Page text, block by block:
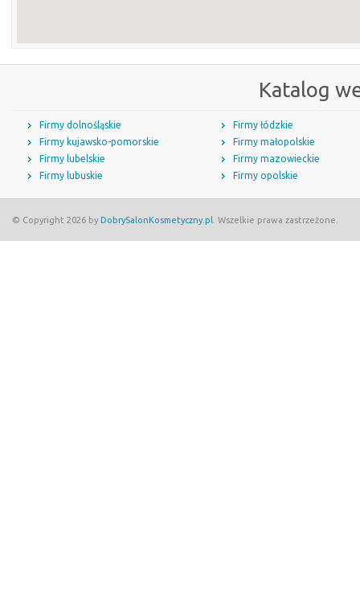
Katalog
Firmy dolnośląskie
Firmy kujawsko-pomorskie
Firmy lubelskie
Firmy lubuskie
Firmy łódzkie
Firmy małopolskie
Firmy mazowieckie
Firmy opolskie
© Copyright 2026 by DobrySalonKosmetyczny.pl . Wszelkie prawa zastrzeżone.